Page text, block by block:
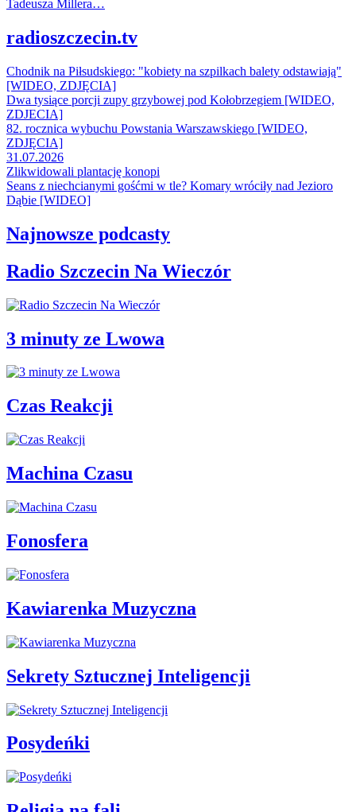
Tadeusza Millera…
radioszczecin.tv
Chodnik na Piłsudskiego: "kobiety na szpilkach balety odstawiają"
[WIDEO, ZDJĘCIA]
Dwa tysiące porcji zupy grzybowej pod Kołobrzegiem [WIDEO,
ZDJECIA]
82. rocznica wybuchu Powstania Warszawskiego [WIDEO,
ZDJĘCIA]
31.07.2026
Zlikwidowali plantację konopi
Seans z niechcianymi gośćmi w tle? Komary wróciły nad Jezioro
Dąbie [WIDEO]
Najnowsze podcasty
Radio Szczecin Na Wieczór
3 minuty ze Lwowa
Czas Reakcji
Machina Czasu
Fonosfera
Kawiarenka Muzyczna
Sekrety Sztucznej Inteligencji
Posydeńki